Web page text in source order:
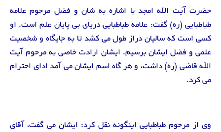
حضرت آیت الله امجد با اشاره به شان و فضل مرحوم علامه
طباطبایی (ره) گفت: علامه طباطبایی دریای بی پایان علم است. او
کسی است که سالیان دراز طول می کشد تا به جایگاه و شخصیت
علمی و فضل ایشان برسیم. ایشان ارادت خاصی به مرحوم آیت
الله قاضی (ره) داشت، و هر گاه اسم ایشان می آمد ادای احترام
می کرد.
وی از مرحوم طباطبایی اینگونه نقل کرد: ایشان می گفت، آقای